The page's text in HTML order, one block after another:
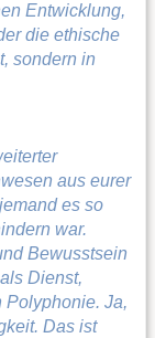
Entwicklung,
die ethische
sondern in
aus eurer
es so
war.
Bewusstsein
Dienst,
Polyphonie. Ja,
Das ist